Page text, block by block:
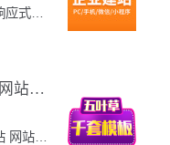
智能AI建站平台，云·速成H5建站，H5响应式企业官网建设推荐，自适应电脑平板手机，颠覆传统企业网站风格，打造完美的视觉效果。温馨提示：如您下单后无法找到管理入口，可进入微梦官网->https://www.71net.com（复制访问）->点击右上角(阿里云免登)->查看已购买的产品，如需帮助，请咨询客服。
【五叶草云建站】企业网站模板 网站建设 网站设计 模板网站 企业官网
网站建设 响应式网站 自适应网站 做网站 网站建设 网站设计 网站公司 网站建设服务用心服务每一位用户|温馨提示：如您下单后无法找到管理站点【https://www.wuyecao.net（复制访问）进入五叶草官网→【点击右上角（阿里云免登）】→查看已购买产品（如遇问题，联系售后）】【该产品合适各个行业，多行业网站建设解决方案】